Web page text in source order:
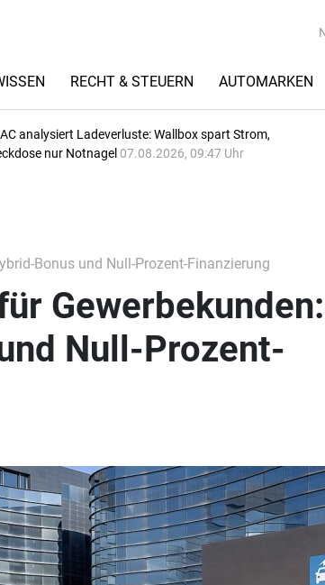
RECHT & STEUERN AUTOMARKEN
analysiert Ladeverluste: Wallbox spart Strom,
nur Notnagel 07.08.2026, 09:47 Uhr
Bonus und Null-Prozent-Finanzierung
Gewerbekunden:
Null-Prozent-